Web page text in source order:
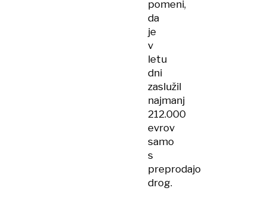
pomeni,
da
je
v
letu
dni
zaslužil
najmanj
212.000
evrov
samo
s
preprodajo
drog.